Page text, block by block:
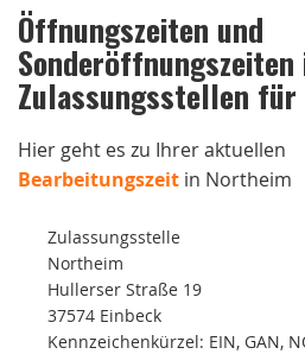
Öffnungszeiten und
Sonderöffnungszeiten
Zulassungsstellen
Hier geht es zu Ihrer aktuellen
Bearbeitungszeit in Northeim
Zulassungsstelle
Northeim
Hullerser Straße 19
37574 Einbeck
Kennzeichenkürzel: EIN, GAN,